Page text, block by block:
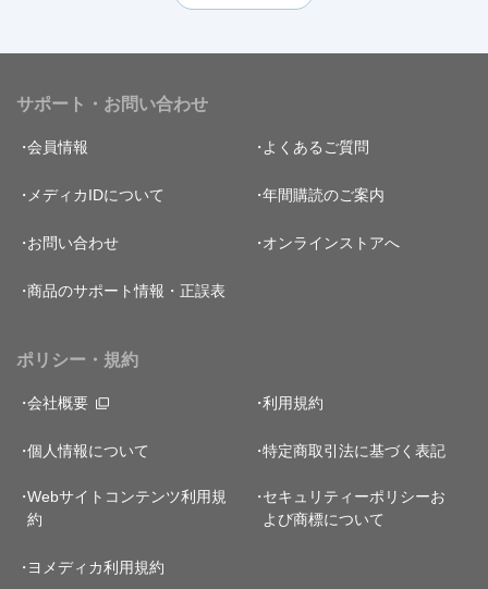
サポート・お問い合わせ
会員情報 よくあるご質問
メディカIDについて 年間購読のご案内
お問い合わせ オンラインストアへ
商品のサポート情報・正誤表
ポリシー・規約
会社概要 利用規約
個人情報について 特定商取引法に基づく表記
Webサイトコンテンツ利用規
約
セキュリティーポリシーお
よび商標について
ヨメディカ利用規約